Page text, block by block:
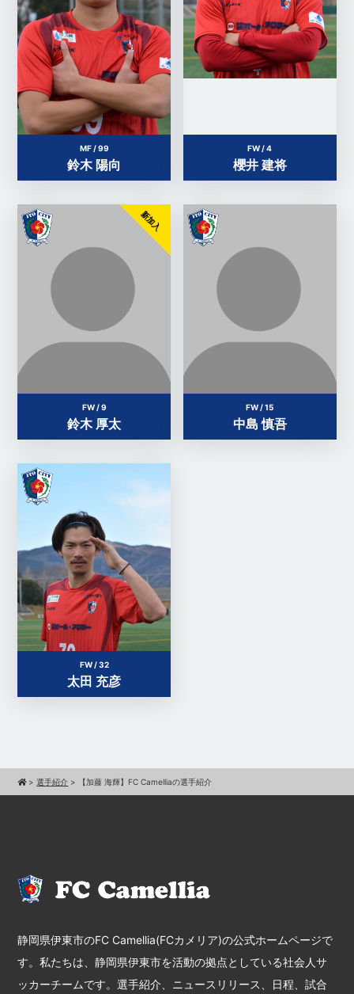
MF / 99
鈴木 陽向
FW / 4
櫻井 建将
FW / 9
鈴木 厚太
新加入
FW / 15
中島 慎吾
FW / 32
太田 充彦
>選手紹介 > 【加藤 海輝】FC Camelliaの選手紹介
静岡県伊東市のFC Camellia(FCカメリア)の公式ホームページで
す。私たちは、静岡県伊東市を活動の拠点としている社会人サ
ッカーチームです。選手紹介、ニュースリリース、日程、試合